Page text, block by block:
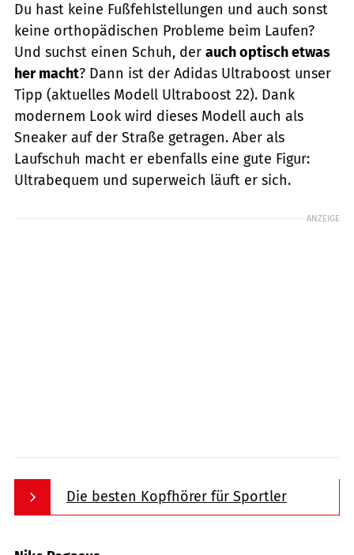
Du hast keine Fußfehlstellungen und auch sonst
keine orthopädischen Probleme beim Laufen?
Und suchst einen Schuh, der auch optisch etwas
her macht? Dann ist der Adidas Ultraboost unser
Tipp (aktuelles Modell Ultraboost 22). Dank
modernem Look wird dieses Modell auch als
Sneaker auf der Straße getragen. Aber als
Laufschuh macht er ebenfalls eine gute Figur:
Ultrabequem und superweich läuft er sich.
ANZEIGE
Die besten Kopfhörer für Sportler